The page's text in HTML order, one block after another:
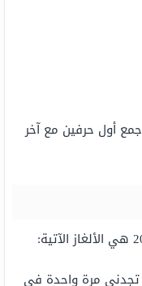
أول حرفين مع آخر
مرة واحدة في